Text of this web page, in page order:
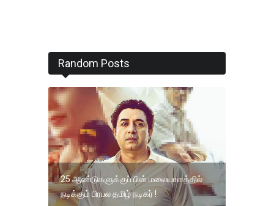
Random Posts
25 ஆண்டுகளுக்குப் பின் மலையாளத்தில்
நடிக்கும் பிரபல தமிழ் நடிகர் !